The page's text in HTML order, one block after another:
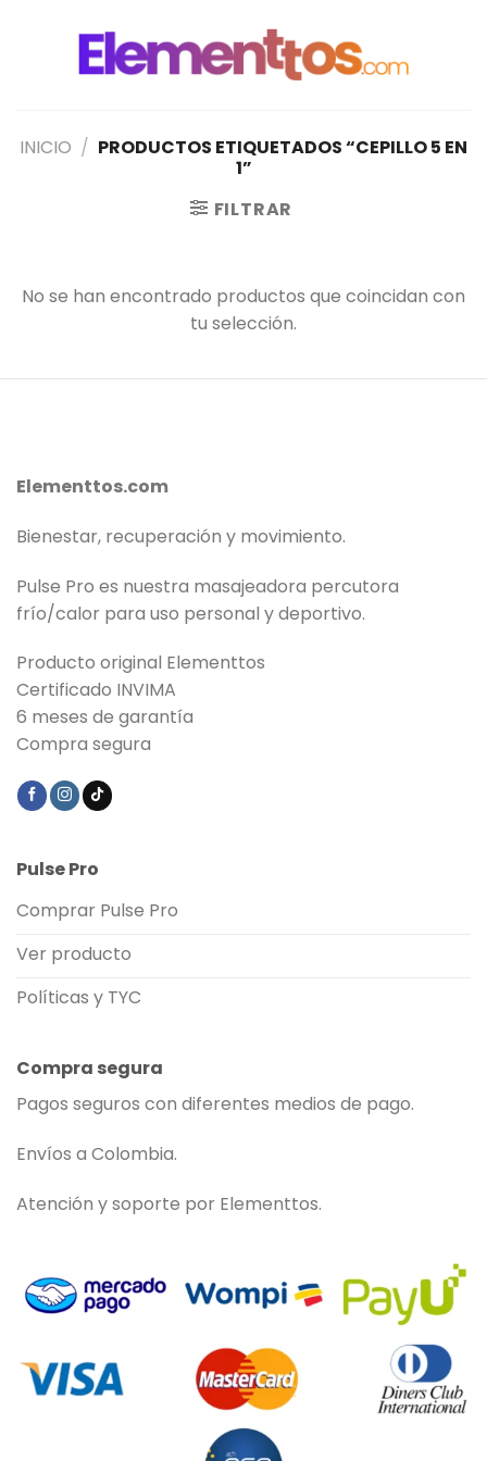
INICIO / PRODUCTOS ETIQUETADOS “CEPILLO 5 EN
1”
FILTRAR
No se han encontrado productos que coincidan con
tu selección.
Elementtos.com
Bienestar, recuperación y movimiento.
Pulse Pro es nuestra masajeadora percutora
frío/calor para uso personal y deportivo.
Producto original Elementtos
Certificado INVIMA
6 meses de garantía
Compra segura
Pulse Pro
Comprar Pulse Pro
Ver producto
Políticas y TYC
Compra segura
Pagos seguros con diferentes medios de pago.
Envíos a Colombia.
Atención y soporte por Elementtos.